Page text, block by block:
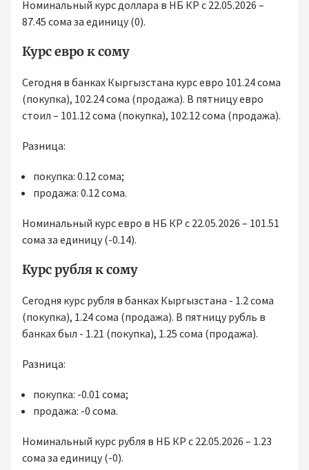
Номинальный курс доллара в НБ КР с 22.05.2026 –
87.45 сома за единицу (0).
Курс евро к сому
Сегодня в банках Кыргызстана курс евро 101.24 сома
(покупка), 102.24 сома (продажа). В пятницу евро
стоил – 101.12 сома (покупка), 102.12 сома (продажа).
Разница:
покупка: 0.12 сома;
продажа: 0.12 сома.
Номинальный курс евро в НБ КР с 22.05.2026 – 101.51
сома за единицу (-0.14).
Курс рубля к сому
Сегодня курс рубля в банках Кыргызстана - 1.2 сома
(покупка), 1.24 сома (продажа). В пятницу рубль в
банках был - 1.21 (покупка), 1.25 сома (продажа).
Разница:
покупка: -0.01 сома;
продажа: -0 сома.
Номинальный курс рубля в НБ КР с 22.05.2026 – 1.23
сома за единицу (-0).